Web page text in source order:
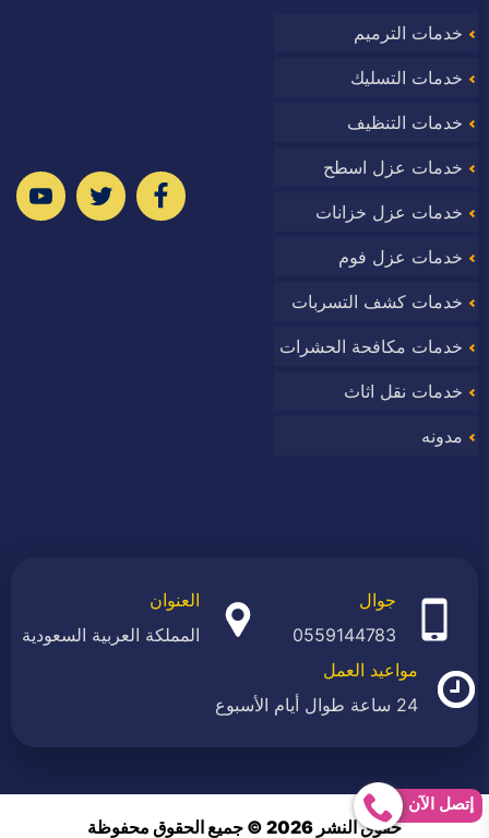
خدمات الترميم
خدمات التسليك
خدمات التنظيف
خدمات عزل اسطح
خدمات عزل خزانات
خدمات عزل فوم
خدمات كشف التسربات
خدمات مكافحة الحشرات
خدمات نقل اثاث
مدونه
جوال
0559144783
العنوان
المملكة العربية السعودية
مواعيد العمل
24 ساعة طوال أيام الأسبوع
حقوق النشر 2026 © جميع الحقوق محفوظة
إتصل الآن